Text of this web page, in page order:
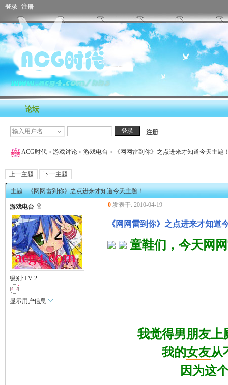
登录 注册
论坛
注册
ACG时代 » 游戏讨论 » 游戏电台 » 《网网雷到你》之点进来才知道今天主题
上一主题 下一主题
主题 : 《网网雷到你》之点进来才知道今天主题！
游戏电台
级别: LV 2
显示用户信息
0 发表于: 2010-04-19
《网网雷到你》之点进来才知道
童鞋们，今天网
我觉得男朋友上
我的女友从
因为这